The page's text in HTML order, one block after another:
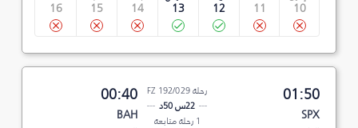
10
11
12
13
14
15
16
01:50
SPX
رحلة FZ 192/029
22س 50د
1 رحلة متابعة
00:40
BAH